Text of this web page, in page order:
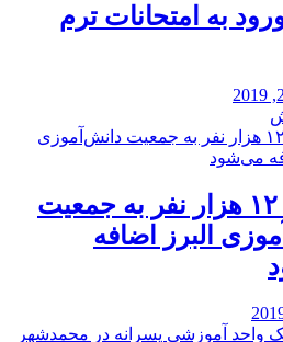
به امتحانات ترم
️سالانه ۱۲ هزار نفر به جمعیت
البرز اضافه